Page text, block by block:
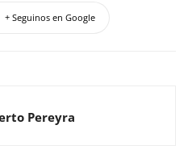
+ Seguinos en Google
Pereyra